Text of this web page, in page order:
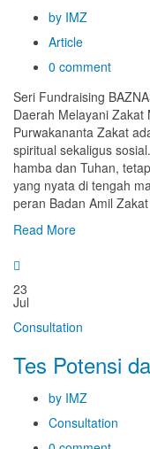
by IMZ
Article
0 comment
Seri Fundraising
Daerah Melayani Zakat
Purwakananta Zakat
spiritual sekaligus
hamba dan Tuhan,
yang nyata di tengah
peran Badan Amil
Read More
23
Jul
Consultation
Tes Potensi
by IMZ
Consultation